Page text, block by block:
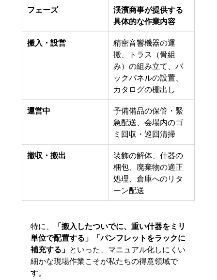
フェーズ
渓濱商事が提供する
具体的な作業内容
搬入・設営
精密音響機器の運
搬、トラス（骨組
み）の組み立て、バ
ックパネルの設置、
カタログの棚出し
運営中
予備備品の保管・緊
急配送、会場内のゴ
ミ回収・巡回清掃
撤収・搬出
装飾の解体、什器の
梱包、廃棄物の適正
処理、倉庫へのリタ
ーン配送
特に、
「搬入したついでに、重い什器をミリ
単位で配置する」「パンフレットをラックに
補充する」 といった、マニュアル化しにくい
細かな現場作業こそが私たちの得意領域で
す。